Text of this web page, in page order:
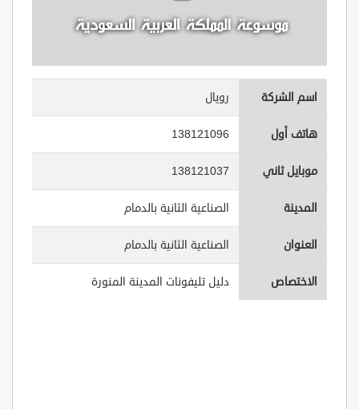
اسم الشركة رويال
هاتف أول 138121096
موبايل ثاني 138121037
المدينة الصناعية الثانية بالدمام
العنوان الصناعية الثانية بالدمام
الاختصاص دليل تليفونات المدينة المنورة